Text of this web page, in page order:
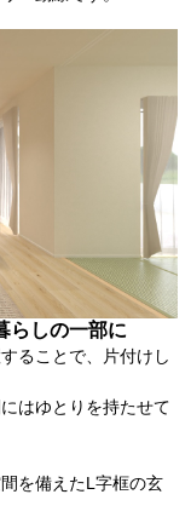
らしの一部に
ることで、片付けし
はゆとりを持たせて
を備えたL字框の玄